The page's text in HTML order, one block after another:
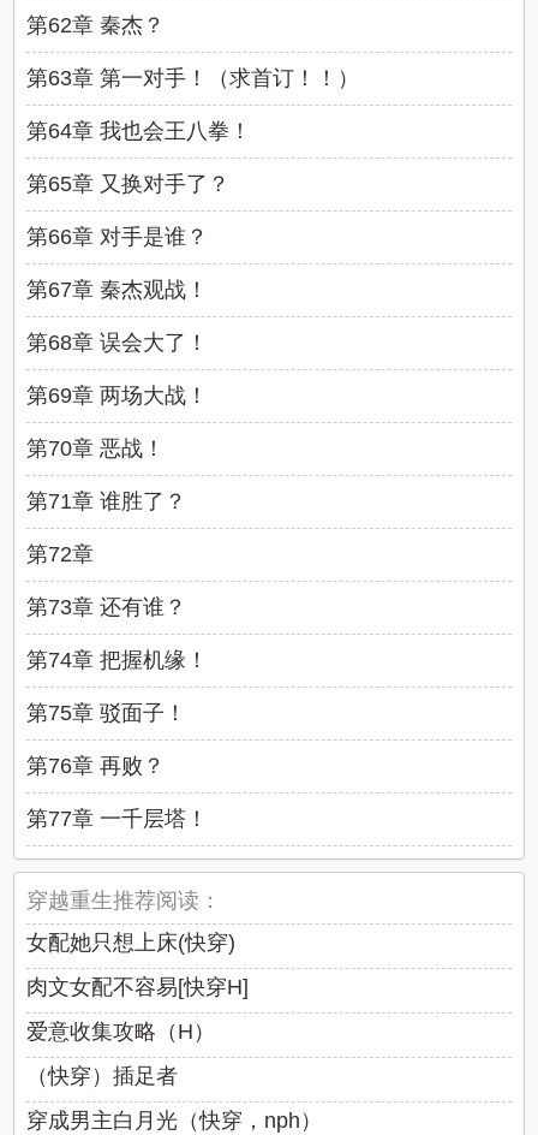
第62章 秦杰？
第63章 第一对手！（求首订！！）
第64章 我也会王八拳！
第65章 又换对手了？
第66章 对手是谁？
第67章 秦杰观战！
第68章 误会大了！
第69章 两场大战！
第70章 恶战！
第71章 谁胜了？
第72章
第73章 还有谁？
第74章 把握机缘！
第75章 驳面子！
第76章 再败？
第77章 一千层塔！
穿越重生推荐阅读：
女配她只想上床(快穿)
肉文女配不容易[快穿H]
爱意收集攻略（H）
（快穿）插足者
穿成男主白月光（快穿，nph）